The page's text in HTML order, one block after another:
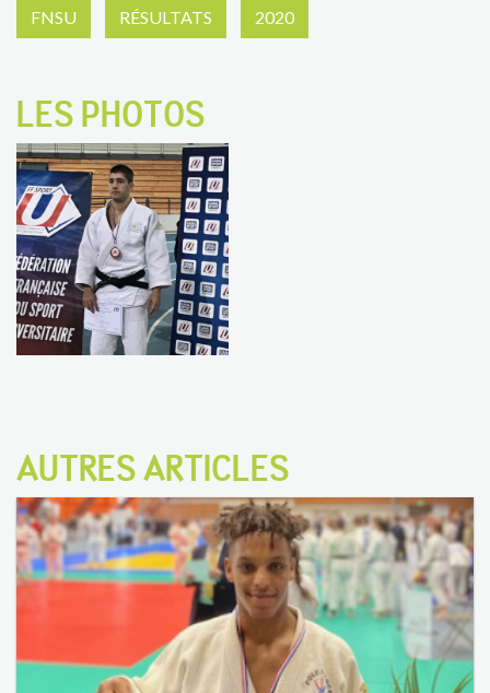
FNSU RÉSULTATS 2020
LES PHOTOS
AUTRES ARTICLES